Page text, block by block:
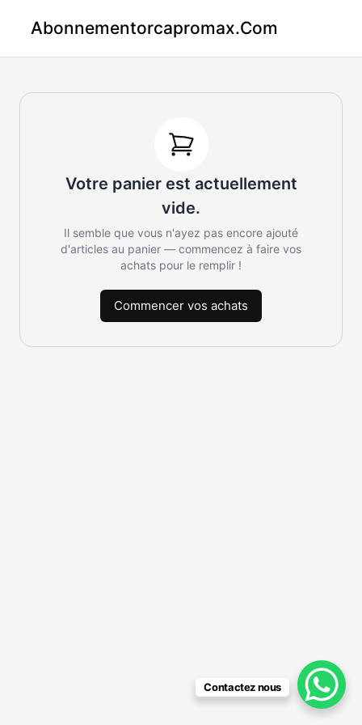
Abonnementorcapromax.com
Votre panier est actuellement
vide.
Il semble que vous n'ayez pas encore ajouté
d'articles au panier — commencez à faire vos
achats pour le remplir !
Commencer vos achats
Contactez nous